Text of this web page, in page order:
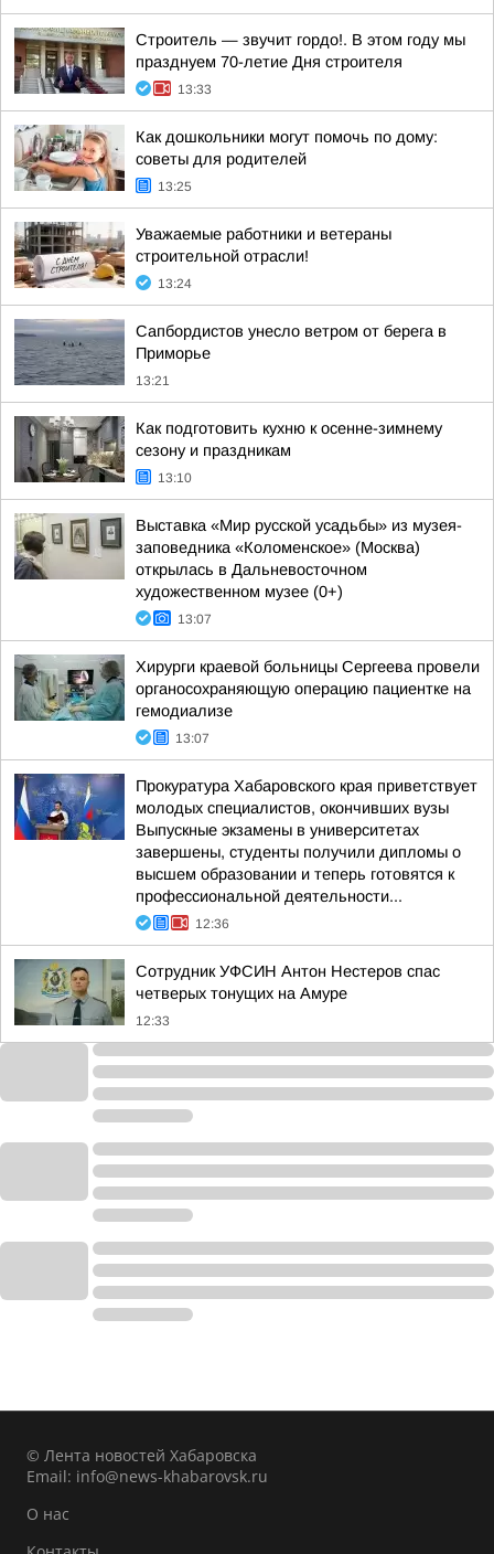
Строитель — звучит гордо!. В этом году мы
празднуем 70-летие Дня строителя
13:33
Как дошкольники могут помочь по дому:
советы для родителей
13:25
Уважаемые работники и ветераны
строительной отрасли!
13:24
Сапбордистов унесло ветром от берега в
Приморье
13:21
Как подготовить кухню к осенне-зимнему
сезону и праздникам
13:10
Выставка «Мир русской усадьбы» из музея-
заповедника «Коломенское» (Москва)
открылась в Дальневосточном
художественном музее (0+)
13:07
Хирурги краевой больницы Сергеева провели
органосохраняющую операцию пациентке на
гемодиализе
13:07
Прокуратура Хабаровского края приветствует
молодых специалистов, окончивших вузы
Выпускные экзамены в университетах
завершены, студенты получили дипломы о
высшем образовании и теперь готовятся к
профессиональной деятельности...
12:36
Сотрудник УФСИН Антон Нестеров спас
четверых тонущих на Амуре
12:33
© Лента новостей Хабаровска
Email: info@news-khabarovsk.ru
О нас